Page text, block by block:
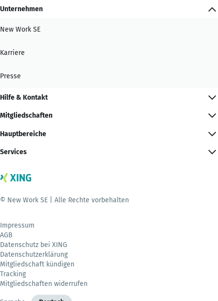
Unternehmen
New Work SE
Karriere
Presse
Hilfe & Kontakt
Mitgliedschaften
Hauptbereiche
Services
© New Work SE | Alle Rechte vorbehalten
Impressum
AGB
Datenschutz bei XING
Datenschutzerklärung
Mitgliedschaft kündigen
Tracking
Mitgliedschaften widerrufen